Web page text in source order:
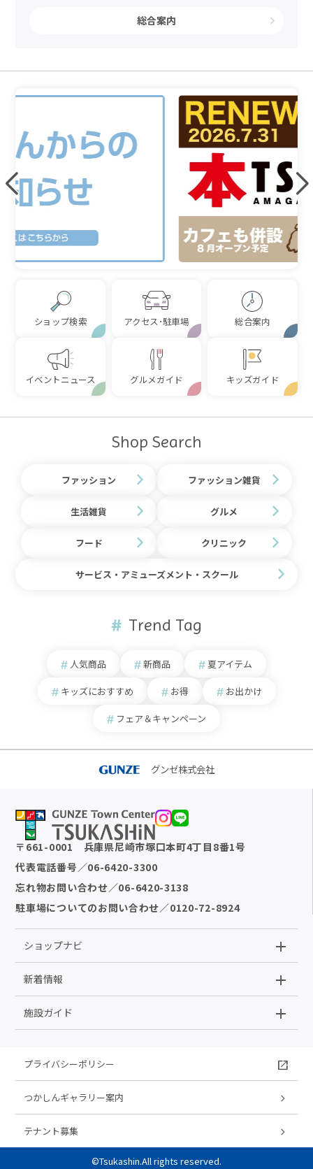
総合案内
ショップ検索 アクセス･駐車場 総合案内
イベントニュース グルメガイド キッズガイド
Shop Search
ファッション ファッション雑貨
生活雑貨 グルメ
フード クリニック
サービス・アミューズメント・スクール
Trend Tag
人気商品 新商品 夏アイテム
キッズにおすすめ お得 お出かけ
フェア＆キャンペーン
グンゼ株式会社
〒 661-0001
兵庫県尼崎市塚口本町4丁目8番1号
代表電話番号 ／06-6420-3300
忘れ物お問い合わせ／06-6420-3138
駐車場についてのお問い合わせ／0120-72-8924
ショップナビ
新着情報
施設ガイド
プライバシーポリシー
つかしんギャラリー案内
テナント募集
©Tsukashin.All rights reserved.